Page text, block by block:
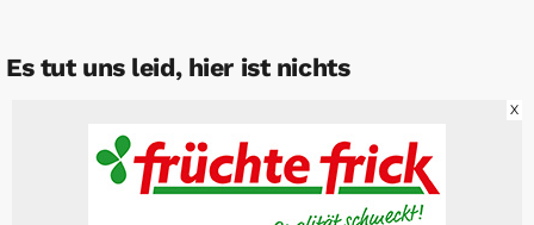
Es tut uns leid, hier ist nichts
X